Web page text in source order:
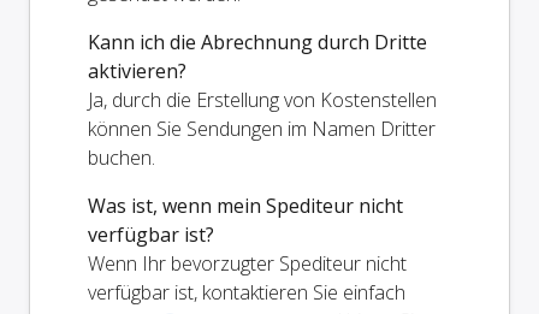
Kann ich die Abrechnung durch Dritte
aktivieren?
Ja, durch die Erstellung von Kostenstellen
können Sie Sendungen im Namen Dritter
buchen.
Was ist, wenn mein Spediteur nicht
verfügbar ist?
Wenn Ihr bevorzugter Spediteur nicht
verfügbar ist, kontaktieren Sie einfach